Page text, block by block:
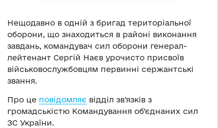
Нещодавно в одній з бригад територіальної
оборони, що знаходиться в районі виконання
завдань, командувач сил оборони генерал-
лейтенант Сергій Наєв урочисто присвоїв
військовослужбовцям первинні сержантські
звання.
Про це повідомляє відділ зв’язків з
громадськістю Командування об’єднаних сил
ЗС України.